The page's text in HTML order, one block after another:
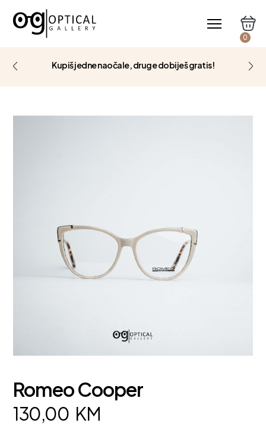
0
Kupiš jedne naočale, druge dobiješ gratis!
Romeo Cooper
130,00 KM